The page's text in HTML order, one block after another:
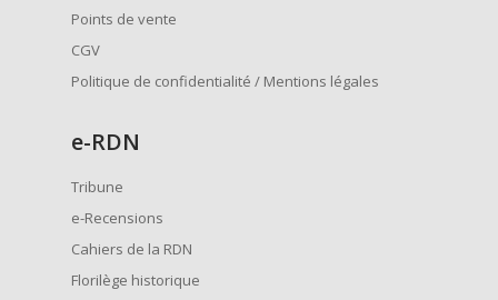
Points de vente
CGV
Politique de confidentialité / Mentions légales
e-RDN
Tribune
e-Recensions
Cahiers de la RDN
Florilège historique